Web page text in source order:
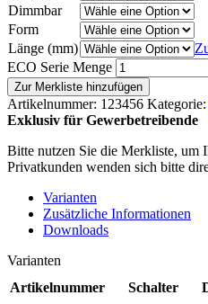
Dimmbar
Form
Länge (mm)
ECO Serie Menge
Zur Merkliste hinzufügen
Artikelnummer: 123456 Kategorie:
Exklusiv für Gewerbetreibende
Bitte nutzen Sie die Merkliste, um
Privatkunden wenden sich bitte
Varianten
Zusätzliche Informationen
Downloads
Varianten
Artikelnummer
Schalter